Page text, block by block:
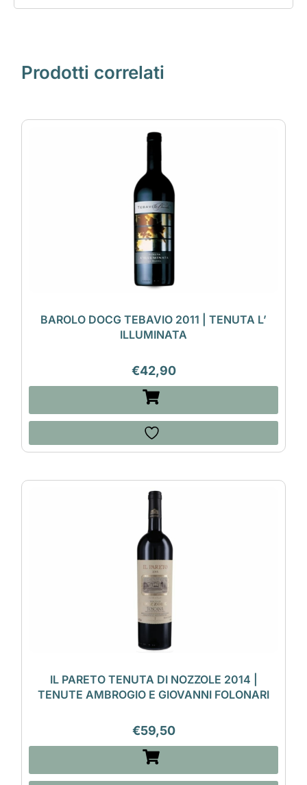
Prodotti correlati
BAROLO DOCG TEBAVIO 2011 | TENUTA L’
ILLUMINATA
€42,90
IL PARETO TENUTA DI NOZZOLE 2014 |
TENUTE AMBROGIO E GIOVANNI FOLONARI
€59,50